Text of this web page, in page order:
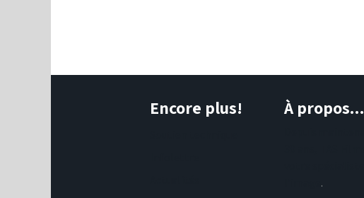
Encore plus! À propos...
.